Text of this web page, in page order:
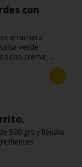
con
arrachera
verde
con crema,
500 grs y llénalo